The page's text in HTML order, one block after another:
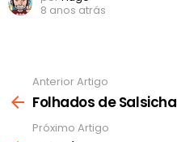
8 anos atrás
mais
Anterior Artigo
Folhados de Salsicha
Próximo Artigo